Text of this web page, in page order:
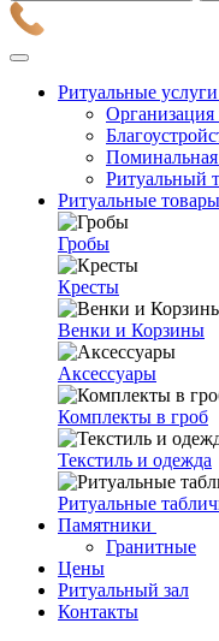
Ритуальные услуги
Организация
Поминальная
Ритуальный
Ритуальные товары
Гробы
Кресты
Венки и Корзины
Аксессуары
Комплекты в гроб
Текстиль и одежда
Ритуальные
Памятники
Гранитные
Цены
Ритуальный зал
Контакты